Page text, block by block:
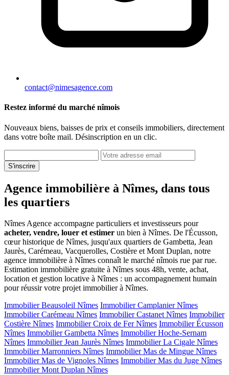
contact@nimesagence.com
Restez informé du marché nîmois
Nouveaux biens, baisses de prix et conseils immobiliers, directement
dans votre boîte mail. Désinscription en un clic.
S'inscrire
Agence immobilière à Nîmes, dans tous
les quartiers
Nîmes Agence accompagne particuliers et investisseurs pour
acheter, vendre, louer et estimer un bien à Nîmes. De l'Écusson,
cœur historique de Nîmes, jusqu'aux quartiers de Gambetta, Jean
Jaurès, Carémeau, Vacquerolles, Costière et Mont Duplan, notre
agence immobilière à Nîmes connaît le marché nîmois rue par rue.
Estimation immobilière gratuite à Nîmes sous 48h, vente, achat,
location et gestion locative à Nîmes : un accompagnement humain
pour réussir votre projet immobilier à Nîmes.
Immobilier Beausoleil Nîmes Immobilier Camplanier Nîmes
Immobilier Carémeau Nîmes Immobilier Castanet Nîmes Immobilier
Costière Nîmes Immobilier Croix de Fer Nîmes Immobilier Écusson
Nîmes Immobilier Gambetta Nîmes Immobilier Hoche-Sernam
Nîmes Immobilier Jean Jaurès Nîmes Immobilier La Cigale Nîmes
Immobilier Marronniers Nîmes Immobilier Mas de Mingue Nîmes
Immobilier Mas de Vignoles Nîmes Immobilier Mas du Juge Nîmes
Immobilier Mont Duplan Nîmes